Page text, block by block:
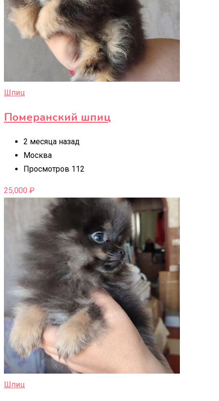
Шпиц
Померанский шпиц
2 месяца назад
Москва
Просмотров 112
25,000 ₽
Шпиц